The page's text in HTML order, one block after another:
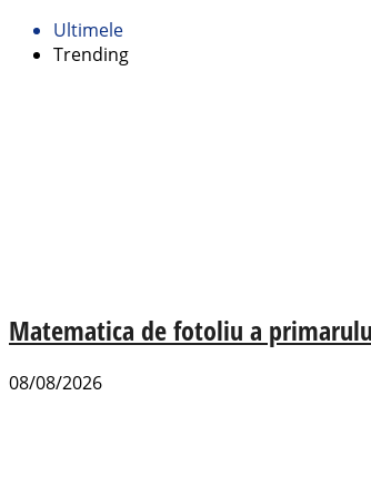
Ultimele
Trending
Matematica de fotoliu a
08/08/2026